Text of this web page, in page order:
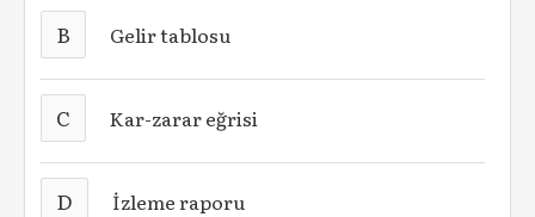
B Gelir tablosu
C Kar-zarar eğrisi
D İzleme raporu